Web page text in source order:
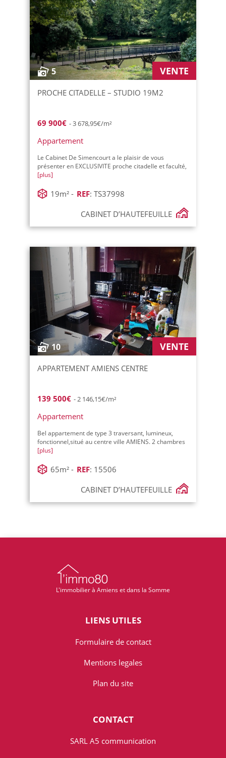
5 VENTE
PROCHE CITADELLE – STUDIO 19M2
69 900€ - 3 678,95€/m²
Appartement
Le Cabinet De Simencourt a le plaisir de vous
présenter en EXCLUSIVITE proche citadelle et faculté,
[plus]
19m² - REF: TS37998
CABINET D’HAUTEFEUILLE
10 VENTE
APPARTEMENT AMIENS CENTRE
139 500€ - 2 146,15€/m²
Appartement
Bel appartement de type 3 traversant, lumineux,
fonctionnel,situé au centre ville AMIENS. 2 chambres
[plus]
65m² - REF: 15506
CABINET D’HAUTEFEUILLE
L'immobilier à Amiens et dans la Somme
LIENS UTILES
Formulaire de contact
Mentions legales
Plan du site
CONTACT
SARL A5 communication